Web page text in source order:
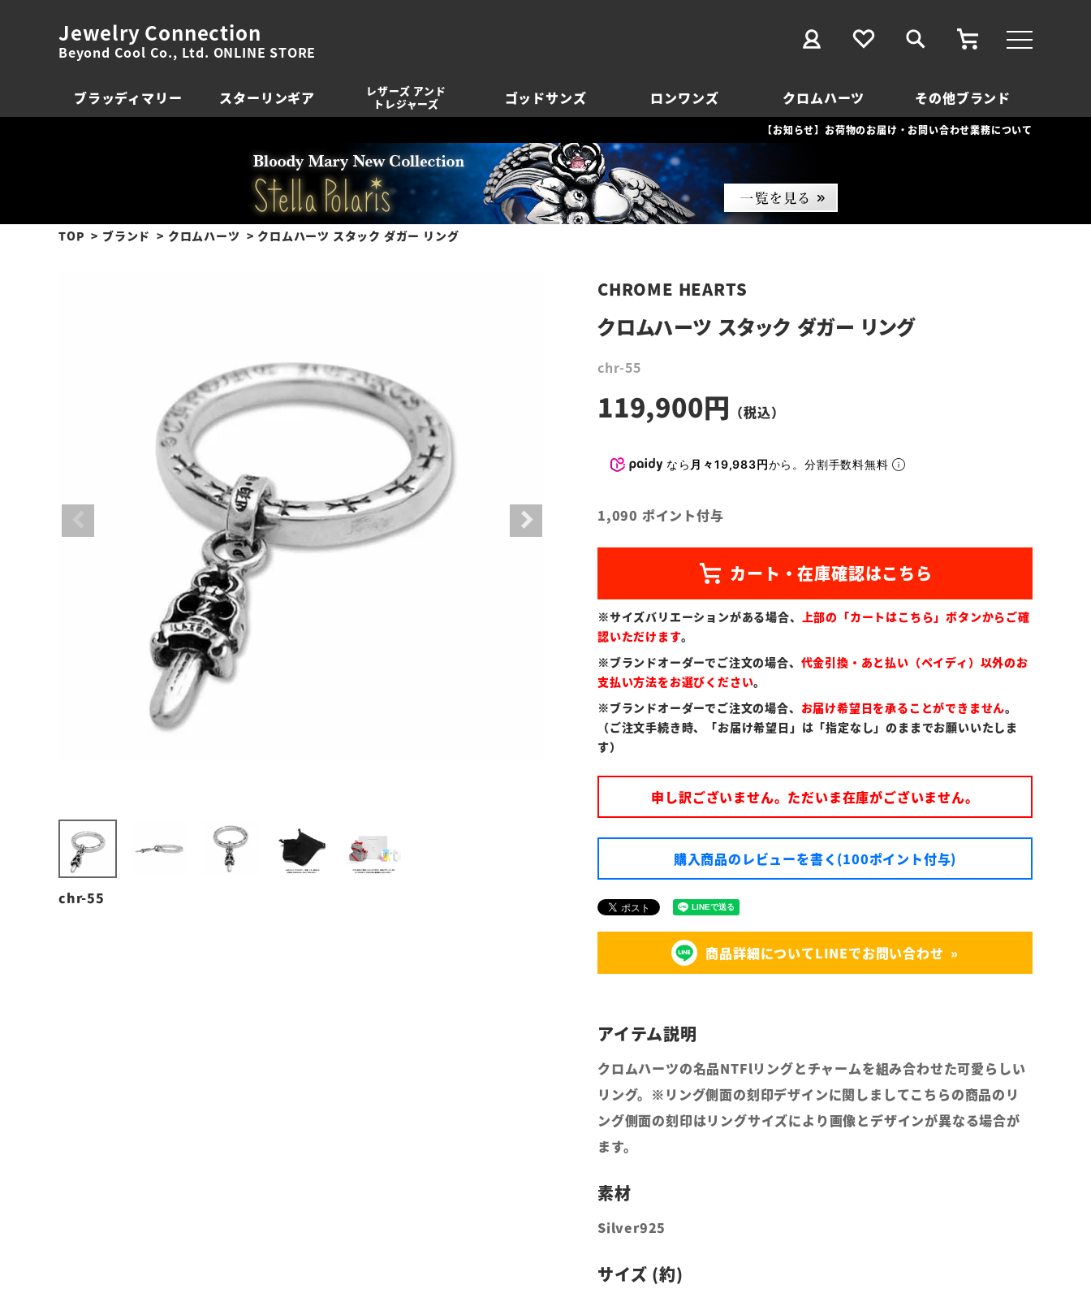
Jewelry Connection
Beyond Cool Co., Ltd. ONLINE STORE
ブラッディマリー スターリンギア
レザーズ アンド
トレジャーズ
ゴッドサンズ ロンワンズ クロムハーツ その他ブランド
【お知らせ】お荷物のお届け・お問い合わせ業務について
TOP ブランド クロムハーツ クロムハーツ スタック ダガー リング
chr-55
CHROME HEARTS
クロムハーツ スタック ダガー リング
chr-55
119,900
なら 月々19,983円から。分割手数料無料
1,090 ポイント付与
※サイズバリエーションがある場合、
上部の「カートはこちら」ボタンからご確
認いただけます。
※ブランドオーダーでご注文の場合、 代金引換・あと払い（ペイディ）以外のお
支払い方法をお選びください。
※ブランドオーダーでご注文の場合、 お届け希望日を承ることができません。
（ご注文手続き時、「お届け希望日」は「指定なし」のままでお願いいたしま
す）
申し訳ございません。ただいま在庫がございません。
購入商品のレビューを書く(100ポイント付与)
商品詳細についてLINEでお問い合わせ
クロムハーツの名品NTFlリングとチャームを組み合わせた可愛らしい
リング。※リング側面の刻印デザインに関しましてこちらの商品のリ
ング側面の刻印はリングサイズにより画像とデザインが異なる場合が
ます。
Silver925